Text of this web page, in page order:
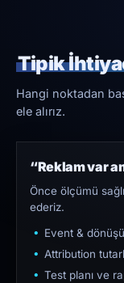
Tipik
Hangi noktadan
ele alırız.
“Reklam var
Önce ölçümü
ederiz.
Event &
Attribution
Test planı ve